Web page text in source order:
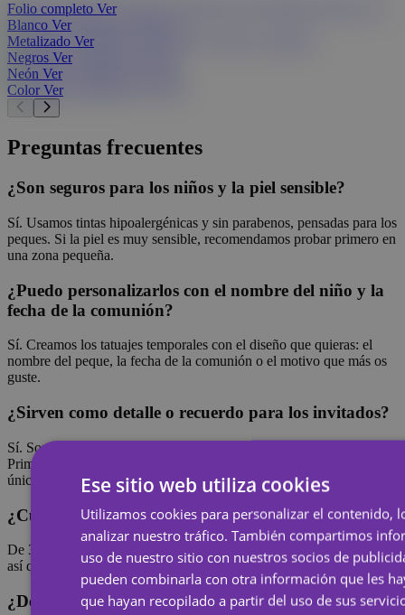
Folio completo Ver
Blanco Ver
Metalizado Ver
Negros Ver
Neón Ver
Color Ver
Preguntas frecuentes
¿Son seguros para los niños y la piel sensible?
Sí. Usamos tintas hipoalergénicas y sin parabenos, pensadas para los
peques. Si la piel es muy sensible, recomendamos probar primero en
una zona pequeña.
¿Puedo personalizarlos con el nombre del niño y la
fecha de la comunión?
Sí. Creamos los tatuajes temporales con el diseño que quieras: el
nombre del peque, la fecha de la comunión o el motivo que más os
guste.
¿Sirven como detalle o recuerdo para los invitados?
Sí. Son un detalle original para repartir entre los invitados de la
Primera Comunión: cada uno elige su diseño y se lleva un recuerdo
único del día.
¿Cuánto duran los tatuajes?
De 3 a 7 días según la zona y los cuidados. Son resistentes al agua,
así que aguantan durante toda la celebración.
¿Desde cuántas unidades puedo pedir?
Ese sitio web utiliza cookies
Utilizamos cookies para personalizar el contenido,
analizar nuestro tráfico. También compartimos
uso de nuestro sitio con nuestros socios de
pueden combinarla con otra información que les
que hayan recopilado a partir del uso de sus